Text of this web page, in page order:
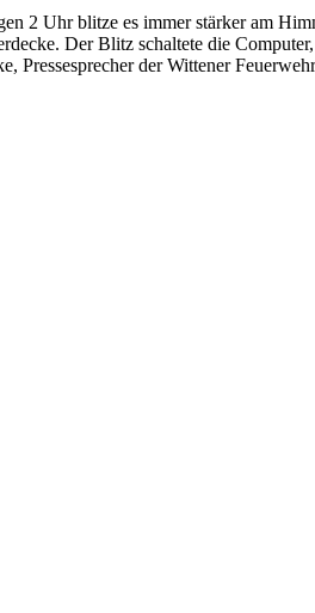
2 Uhr blitze es immer stärker am
Der Blitz schaltete die
Pressesprecher der Wittener